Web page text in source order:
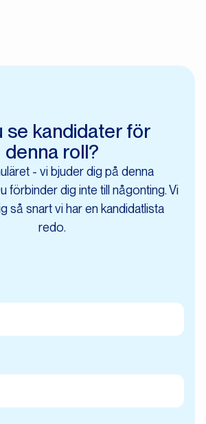
se kandidater för
denna roll?
- vi bjuder dig på denna
förbinder dig inte till någonting. Vi
så snart vi har en kandidatlista
redo.